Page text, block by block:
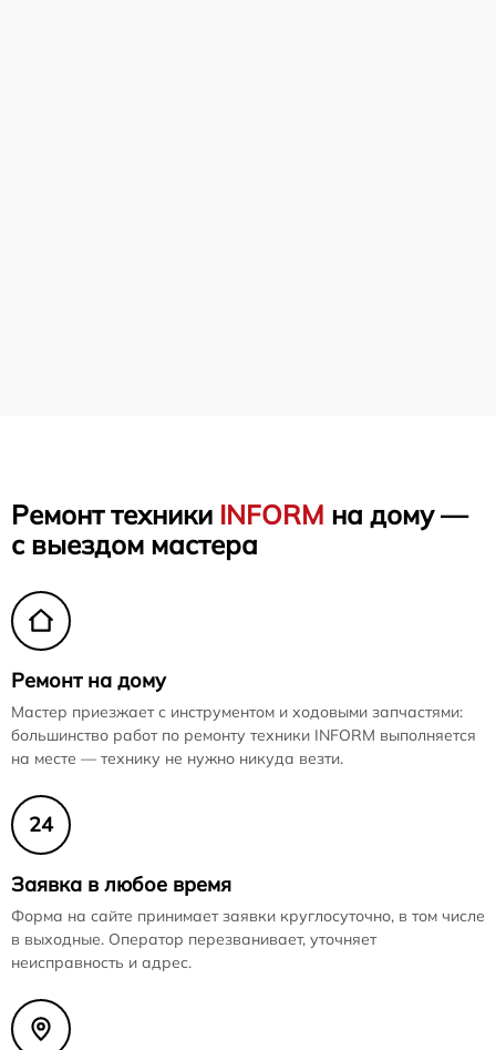
Ремонт техники INFORM на дому —
с выездом мастера
Ремонт на дому
Мастер приезжает с инструментом и ходовыми запчастями:
большинство работ по ремонту техники INFORM выполняется
на месте — технику не нужно никуда везти.
24
Заявка в любое время
Форма на сайте принимает заявки круглосуточно, в том числе
в выходные. Оператор перезванивает, уточняет
неисправность и адрес.